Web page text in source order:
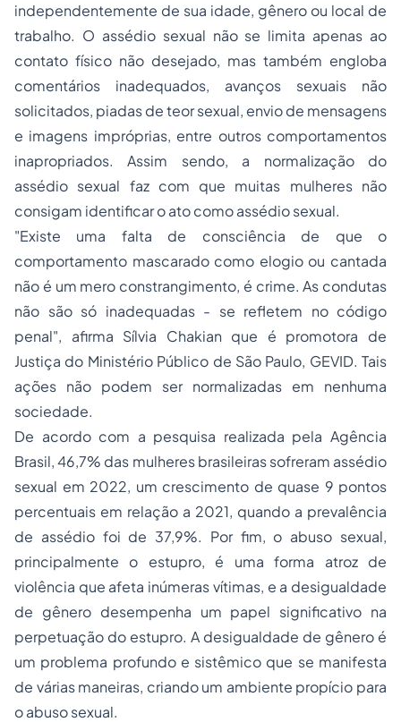
independentemente de sua idade, gênero ou local de
trabalho. O assédio sexual não se limita apenas ao
contato físico não desejado, mas também engloba
comentários inadequados, avanços sexuais não
solicitados, piadas de teor sexual, envio de mensagens
e imagens impróprias, entre outros comportamentos
inapropriados. Assim sendo, a normalização do
assédio sexual faz com que muitas mulheres não
consigam identificar o ato como assédio sexual.
"Existe uma falta de consciência de que o
comportamento mascarado como elogio ou cantada
não é um mero constrangimento, é crime. As condutas
não são só inadequadas - se refletem no código
penal", afirma Sílvia Chakian que é promotora de
Justiça do Ministério Público de São Paulo, GEVID. Tais
ações não podem ser normalizadas em nenhuma
sociedade.
De acordo com a pesquisa realizada pela Agência
Brasil, 46,7% das mulheres brasileiras sofreram assédio
sexual em 2022, um crescimento de quase 9 pontos
percentuais em relação a 2021, quando a prevalência
de assédio foi de 37,9%. Por fim, o abuso sexual,
principalmente o estupro, é uma forma atroz de
violência que afeta inúmeras vítimas, e a desigualdade
de gênero desempenha um papel significativo na
perpetuação do estupro. A desigualdade de gênero é
um problema profundo e sistêmico que se manifesta
de várias maneiras, criando um ambiente propício para
o abuso sexual.